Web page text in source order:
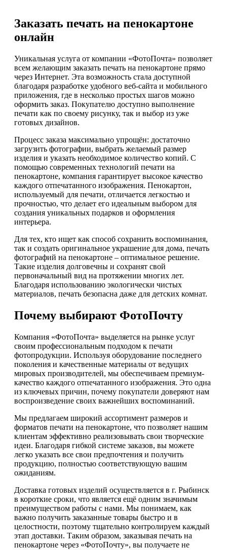
Заказать печать на пенокартоне
онлайн
Уникальная услуга от компании «ФотоПочта» позволяет
всем желающим заказать печать на пенокартоне прямо
через Интернет. Эта возможность стала доступной
благодаря разработке удобного веб-сайта и мобильного
приложения, где в несколько простых шагов можно
оформить заказ. Покупателю доступно выполнение
печати как по своему рисунку, так и выбор из уже
готовых дизайнов.
Процесс заказа максимально упрощён: достаточно
загрузить фотографии, выбрать желаемый размер
изделия и указать необходимое количество копий. С
помощью современных технологий печати на
пенокартоне, компания гарантирует высокое качество
каждого отпечатанного изображения. Пенокартон,
используемый для печати, отличается легкостью и
прочностью, что делает его идеальным выбором для
создания уникальных подарков и оформления
интерьера.
Для тех, кто ищет как способ сохранить воспоминания,
так и создать оригинальное украшение для дома, печать
фотографий на пенокартоне – оптимальное решение.
Такие изделия долговечны и сохранят свой
первоначальный вид на протяжении многих лет.
Благодаря использованию экологически чистых
материалов, печать безопасна даже для детских комнат.
Почему выбирают ФотоПочту
Компания «ФотоПочта» выделяется на рынке услуг
своим профессиональным подходом к печати
фотопродукции. Используя оборудование последнего
поколения и качественные материалы от ведущих
мировых производителей, мы обеспечиваем премиум-
качество каждого отпечатанного изображения. Это одна
из ключевых причин, почему покупатели доверяют нам
воспроизведение своих важнейших воспоминаний.
Мы предлагаем широкий ассортимент размеров и
форматов печати на пенокартоне, что позволяет нашим
клиентам эффективно реализовывать свои творческие
идеи. Благодаря гибкой системе заказов, вы можете
легко указать все свои предпочтения и получить
продукцию, полностью соответствующую вашим
ожиданиям.
Доставка готовых изделий осуществляется в г. Рыбинск
в короткие сроки, что является ещё одним значимым
преимуществом работы с нами. Мы понимаем, как
важно получить заказанные товары быстро и в
целостности, поэтому тщательно контролируем каждый
этап доставки. Таким образом, заказывая печать на
пенокартоне через «ФотоПочту», вы получаете не